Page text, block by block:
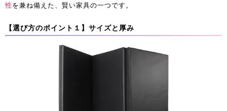
性を兼ね備えた、賢い家具の一つです。
【選び方のポイント１】サイズと厚み